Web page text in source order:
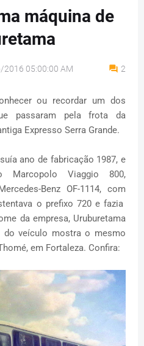
máquina de
2016 05:00:00 AM 2
ou recordar um dos
passaram pela frota da
Expresso Serra Grande.
ano de fabricação 1987, e
Viaggio 800,
Benz OF-1114, com
o prefixo 720 e fazia
da empresa, Uruburetama
veículo mostra o mesmo
em Fortaleza. Confira: